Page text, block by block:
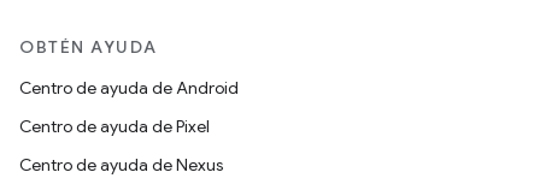
OBTÉN AYUDA
Centro de ayuda de Android
Centro de ayuda de Pixel
Centro de ayuda de Nexus